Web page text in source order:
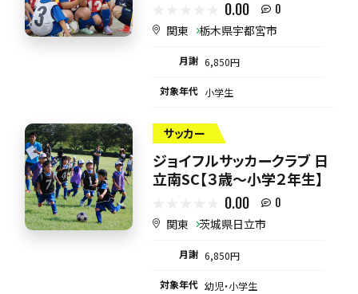
0.00 0
関東 栃木県宇都宮市
月謝 6,850円
対象年代 小学生
サッカー
ジョイフルサッカークラブ 日
立南SC【３歳～小学２年生】
0.00 0
関東 茨城県日立市
月謝 6,850円
対象年代 幼児・小学生